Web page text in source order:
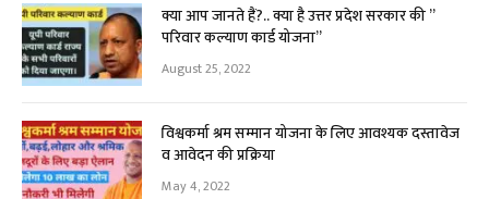
क्या आप जानते हैं?.. क्या है उत्तर प्रदेश सरकार की ”
परिवार कल्याण कार्ड योजना”
August 25, 2022
विश्वकर्मा श्रम सम्मान योजना के लिए आवश्यक दस्तावेज
व आवेदन की प्रक्रिया
May 4, 2022